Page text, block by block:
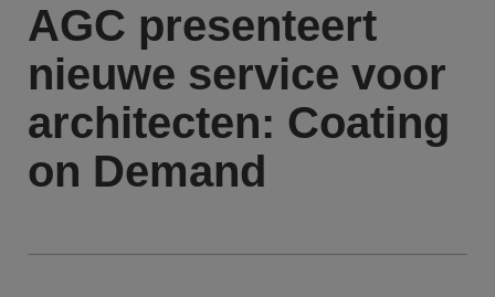
AGC presenteert
nieuwe service voor
architecten: Coating
on Demand